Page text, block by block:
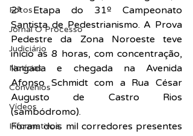
Fotos
Jornal O Processo
Judiciário
Notícias
Convênios
Vídeos
Informativos
2ª Etapa do 31º Campeonato
Santista de Pedestrianismo. A Prova
Pedestre da Zona Noroeste teve
início às 8 horas, com concentração,
largada e chegada na Avenida
Afonso Schmidt com a Rua César
Augusto de Castro Rios
(sambódromo).
Foram dois mil corredores presentes